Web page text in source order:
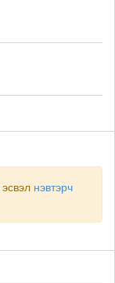
эсвэл нэвтэрч